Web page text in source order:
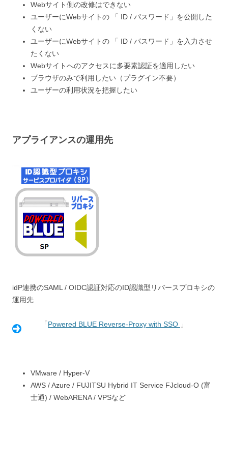
Webサイト側の改修はできない
ユーザーにWebサイトの 「 ID / パスワード」を公開した
くない
ユーザーにWebサイトの 「 ID / パスワード」を入力させ
たくない
Webサイトへのアクセスに多要素認証を適用したい
ブラウザのみで利用したい（プラグイン不要）
ユーザーの利用状況を把握したい
アプライアンスの運用先
idP連携のSAML / OIDC認証対応のID認識型リバースプロキシの
運用先
「Powered BLUE Reverse-Proxy with SSO 」
VMware / Hyper-V
AWS / Azure / FUJITSU Hybrid IT Service FJcloud-O (富
士通) / WebARENA / VPSなど